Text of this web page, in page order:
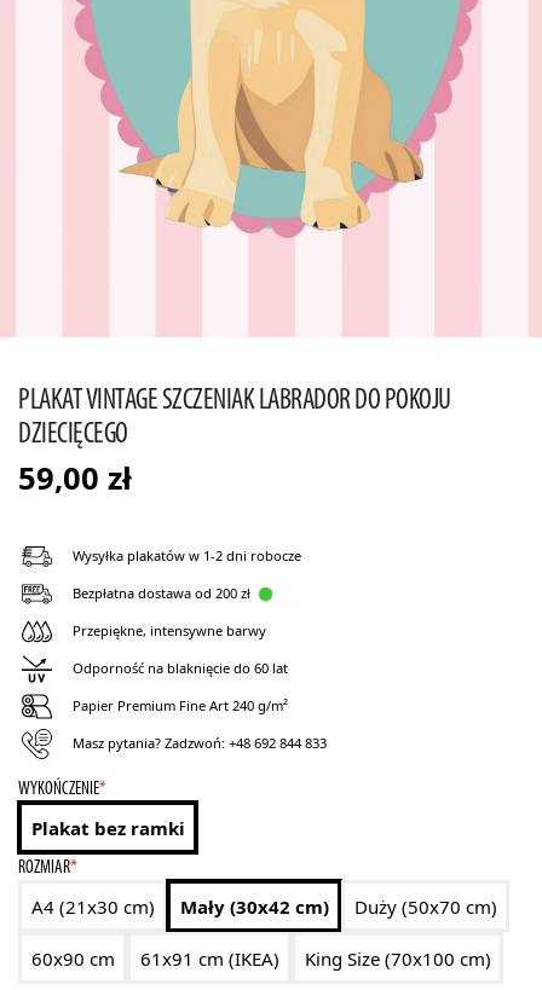
PLAKAT VINTAGE SZCZENIAK LABRADOR DO POKOJU
DZIECIĘCEGO
59,00 zł
Wysyłka plakatów w 1-2 dni robocze
Bezpłatna dostawa od 200 zł
Przepiękne, intensywne barwy
Odporność na blaknięcie do 60 lat
Papier Premium Fine Art 240 g/m²
Masz pytania? Zadzwoń: +48 692 844 833
*
WYKOŃCZENIE
Plakat bez ramki
*
ROZMIAR
A4 (21x30 cm) Mały (30x42 cm) Duży (50x70 cm)
60x90 cm 61x91 cm (IKEA) King Size (70x100 cm)